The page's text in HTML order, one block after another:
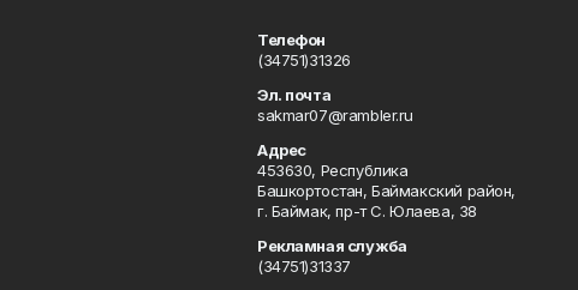
Телефон
(34751)31326
Эл. почта
sakmar07@rambler.ru
Адрес
453630, Республика
Башкортостан, Баймакский район,
г. Баймак, пр-т С. Юлаева, 38
Рекламная служба
(34751)31337